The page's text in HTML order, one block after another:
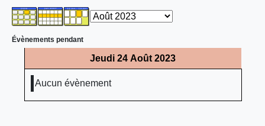
Évènements pendant
Jeudi 24 Août 2023
Aucun évènement